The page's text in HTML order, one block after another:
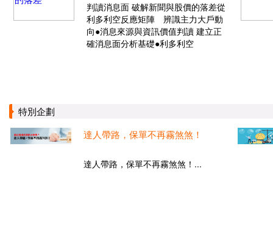
判讀消息面 破解新聞與股價的落差從
利多利空反應矩陣 辨識主力大戶動
向●消息來源與資訊價值判讀 建立正
確消息面分析基礎●利多利空
特別企劃
達人帶路，保單不再霧煞煞！
達人帶路，保單不再霧煞煞！...